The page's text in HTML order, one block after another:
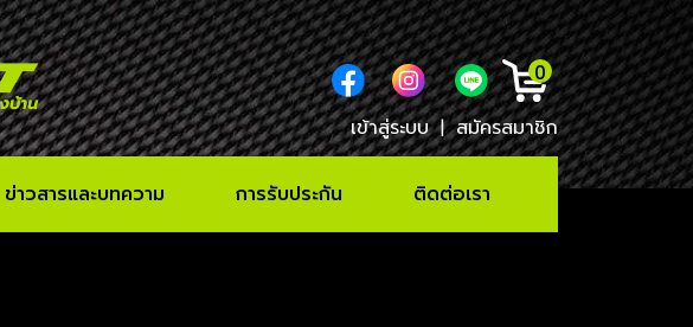
0
เข้าสู่ระบบ | สมัครสมาชิก
ข่าวสารและบทความ การรับประกัน ติดต่อเรา